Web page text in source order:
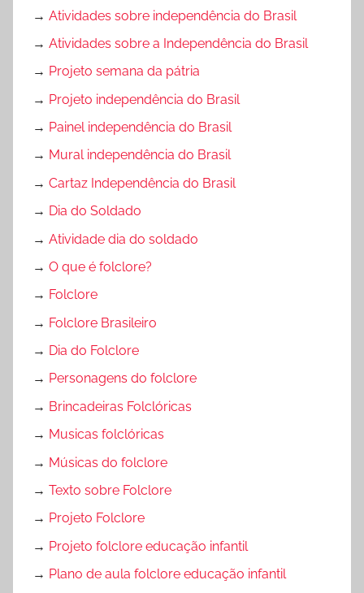
→ Atividades sobre independência do Brasil
→ Atividades sobre a Independência do Brasil
→ Projeto semana da pátria
→ Projeto independência do Brasil
→ Painel independência do Brasil
→ Mural independência do Brasil
→ Cartaz Independência do Brasil
→ Dia do Soldado
→ Atividade dia do soldado
→ O que é folclore?
→ Folclore
→ Folclore Brasileiro
→ Dia do Folclore
→ Personagens do folclore
→ Brincadeiras Folclóricas
→ Musicas folclóricas
→ Músicas do folclore
→ Texto sobre Folclore
→ Projeto Folclore
→ Projeto folclore educação infantil
→ Plano de aula folclore educação infantil